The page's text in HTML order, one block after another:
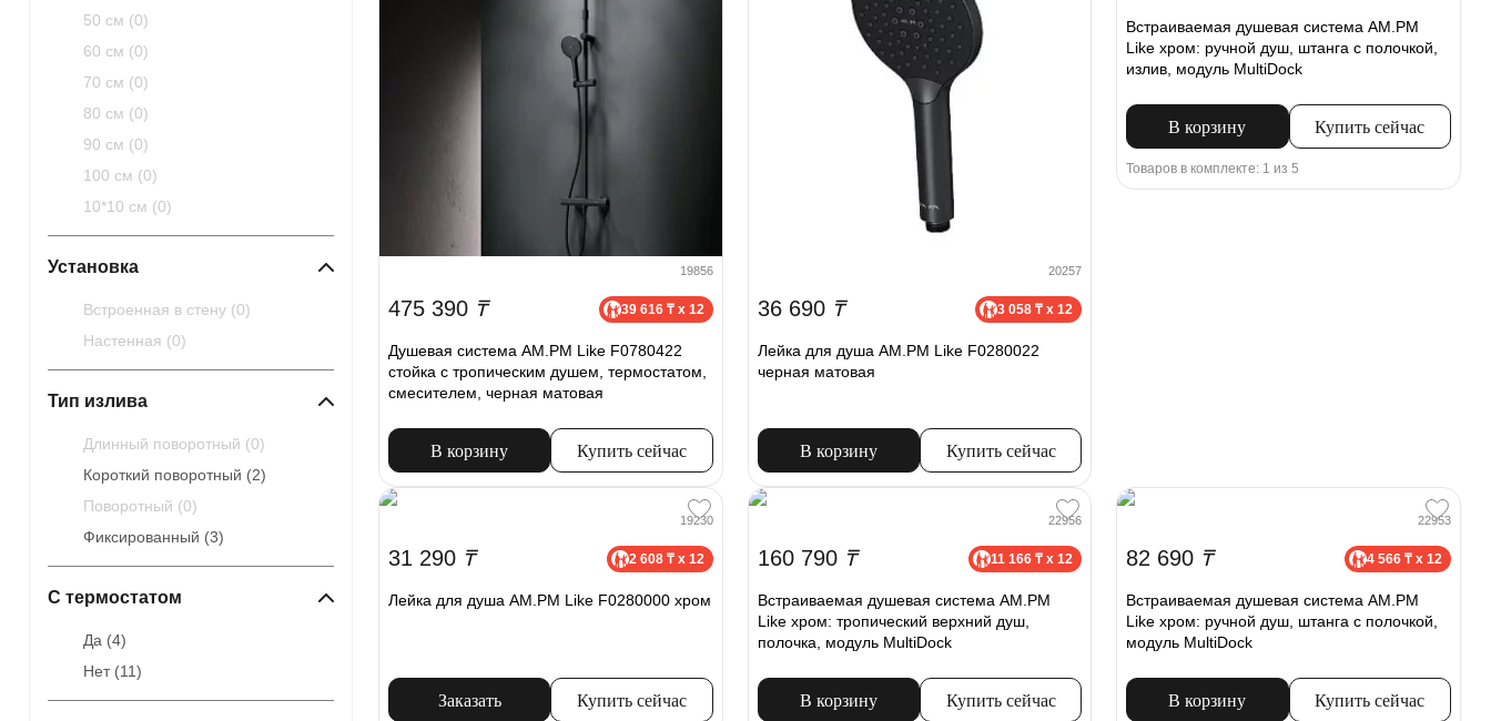
50 см (0)
60 см (0)
70 см (0)
80 см (0)
90 см (0)
100 см (0)
10*10 см (0)
Установка
Встроенная в стену (0)
Настенная (0)
Тип излива
Длинный поворотный (0)
Короткий поворотный (2)
Поворотный (0)
Фиксированный (3)
С термостатом
Да (4)
Нет (11)
19856
475 390 ₸ 39 616 ₸ x 12
Душевая система AM.PM Like F0780422
стойка с тропическим душем, термостатом,
смесителем, черная матовая
В корзину Купить сейчас
20257
36 690 ₸ 3 058 ₸ x 12
Лейка для душа AM.PM Like F0280022
черная матовая
В корзину Купить сейчас
Встраиваемая душевая система AM.PM
Like хром: ручной душ, штанга с полочкой,
излив, модуль MultiDock
В корзину Купить сейчас
Товаров в комплекте: 1 из 5
19230
31 290 ₸ 2 608 ₸ x 12
Лейка для душа AM.PM Like F0280000 хром
Заказать Купить сейчас
22956
160 790 ₸ 11 166 ₸ x 12
Встраиваемая душевая система AM.PM
Like хром: тропический верхний душ,
полочка, модуль MultiDock
В корзину Купить сейчас
22953
82 690 ₸ 4 566 ₸ x 12
Встраиваемая душевая система AM.PM
Like хром: ручной душ, штанга с полочкой,
модуль MultiDock
В корзину Купить сейчас